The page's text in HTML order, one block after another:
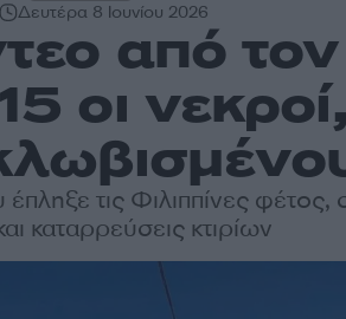
Δευτέρα 8 Ιουνίου 2026
από
οι
τις Φιλιππίνες φέτος,
καταρρεύσεις κτιρίων